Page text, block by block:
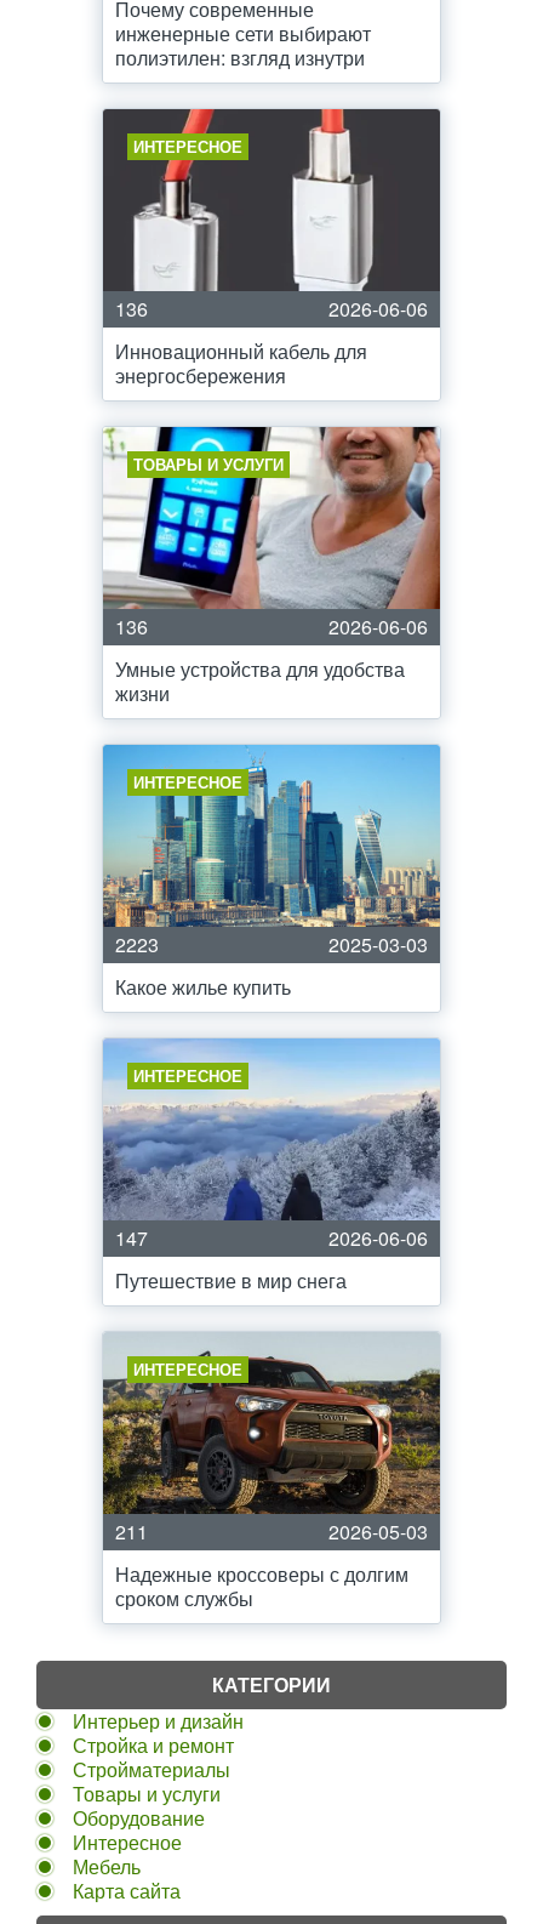
Почему современные
инженерные сети выбирают
полиэтилен: взгляд изнутри
ИНТЕРЕСНОЕ
136
2026-06-06
Инновационный кабель для
энергосбережения
ТОВАРЫ И УСЛУГИ
136
2026-06-06
Умные устройства для удобства
жизни
ИНТЕРЕСНОЕ
2223
2025-03-03
Какое жилье купить
ИНТЕРЕСНОЕ
147
2026-06-06
Путешествие в мир снега
ИНТЕРЕСНОЕ
211
2026-05-03
Надежные кроссоверы с долгим
сроком службы
КАТЕГОРИИ
Интерьер и дизайн
Стройка и ремонт
Стройматериалы
Товары и услуги
Оборудование
Интересное
Мебель
Карта сайта